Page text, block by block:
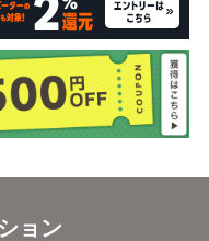
ョン